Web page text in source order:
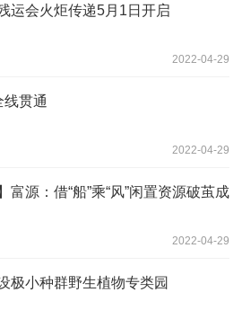
运会火炬传递5月1日开启
2022-04-29
贯通
2022-04-29
富源：借“船”乘“风”闲置资源破茧成
2022-04-29
极小种群野生植物专类园